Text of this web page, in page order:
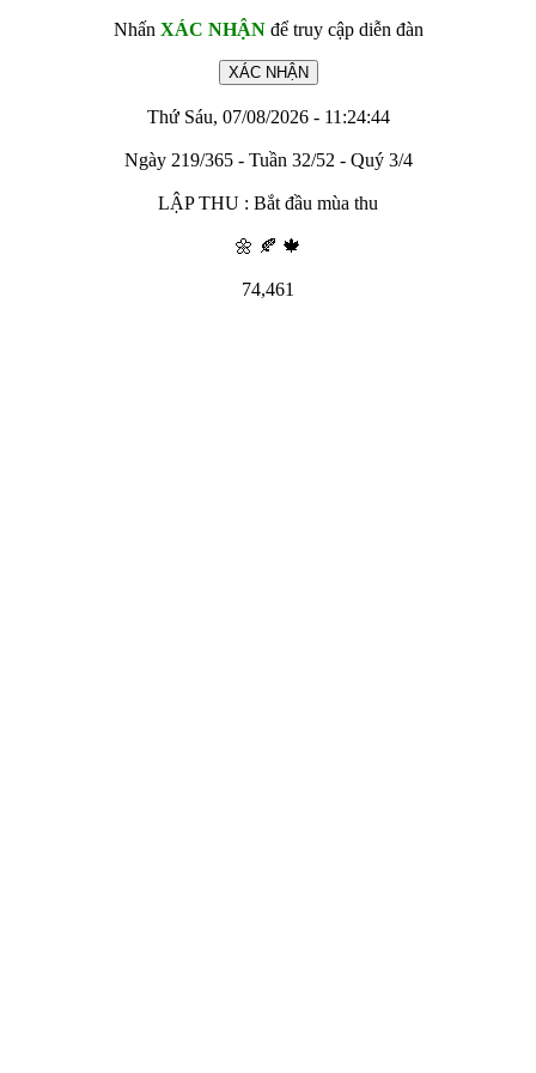
Nhấn XÁC NHẬNđể truy cập diễn đàn
Thứ Sáu, 07/08/2026 - 11:24:44
Ngày 219/365 - Tuần 32/52 - Quý 3/4
LẬP THU : Bắt đầu mùa thu
🌼 🍂 🍁
74,461